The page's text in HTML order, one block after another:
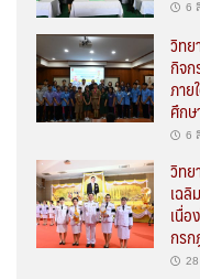
6
วิทย
กิจ
ภาย
ศึก
6
วิทย
เฉ
เนื่
กร